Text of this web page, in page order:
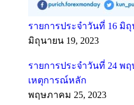
รายการประจำวันที่ 16 มิ
มิถุนายน 19, 2023
รายการประจำวันที่ 24 พ
เหตุการณ์หลัก
พฤษภาคม 25, 2023